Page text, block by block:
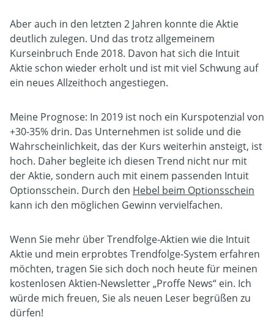
Aber auch in den letzten 2 Jahren konnte die Aktie
deutlich zulegen. Und das trotz allgemeinem
Kurseinbruch Ende 2018. Davon hat sich die Intuit
Aktie schon wieder erholt und ist mit viel Schwung auf
ein neues Allzeithoch angestiegen.
Meine Prognose: In 2019 ist noch ein Kurspotenzial von
+30-35% drin. Das Unternehmen ist solide und die
Wahrscheinlichkeit, das der Kurs weiterhin ansteigt, ist
hoch. Daher begleite ich diesen Trend nicht nur mit
der Aktie, sondern auch mit einem passenden Intuit
Optionsschein. Durch den Hebel beim Optionsschein
kann ich den möglichen Gewinn vervielfachen.
Wenn Sie mehr über Trendfolge-Aktien wie die Intuit
Aktie und mein erprobtes Trendfolge-System erfahren
möchten, tragen Sie sich doch noch heute für meinen
kostenlosen Aktien-Newsletter „Proffe News“ ein. Ich
würde mich freuen, Sie als neuen Leser begrüßen zu
dürfen!